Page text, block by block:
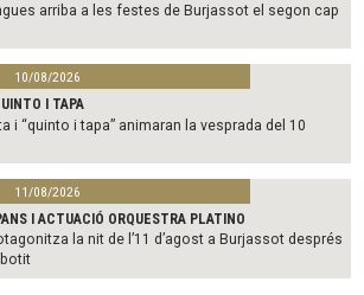
arriba a les festes de Burjassot el segon cap
10/08/2026
I TAPA
i “quinto i tapa” animaran la vesprada del 10
11/08/2026
I ACTUACIÓ ORQUESTRA PLATINO
la nit de l’11 d’agost a Burjassot després